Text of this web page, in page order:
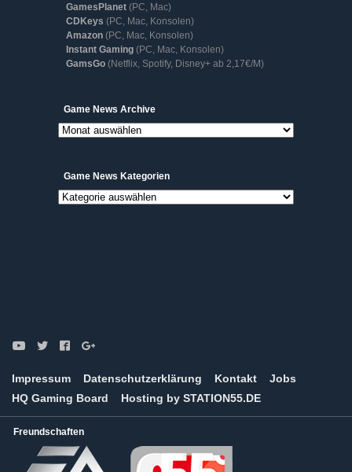
GamesPlanet (PC, Mac)
CDKeys (PC, Mac, Konsolen)
Amazon (PC, Mac, Konsolen)
Instant Gaming (PC, Mac, Konsolen)
GamsGo (Netflix, Spotify, Disney+ ab 2,17€/M)
Game News ArchiveGame
News
Archive
Game News Kategorien
Game
Impressum Datenschutzerklärung Kontakt
Jobs
HQ Gaming Board
Hosting by STATION55.DE
Freundschaften